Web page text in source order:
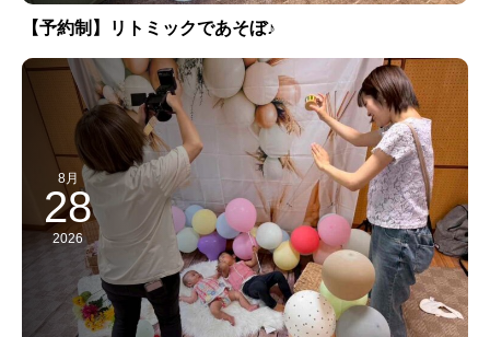
【予約制】リトミックであそぼ♪
8月
28
2026